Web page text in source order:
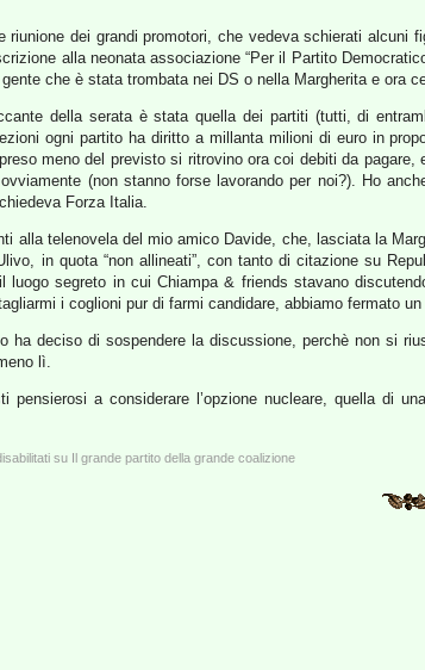
riunione dei grandi promotori, che vedeva schierati
alla neonata associazione “Per il Partito
che è stata trombata nei DS o nella Margherita e ora
della serata è stata quella dei partiti (tutti, di
ogni partito ha diritto a millanta milioni di euro in
meno del previsto si ritrovino ora coi debiti da
(non stanno forse lavorando per noi?). Ho
Forza Italia.
alla telenovela del mio amico Davide, che, lasciata la
in quota “non allineati”, con tanto di citazione su
segreto in cui Chiampa & friends stavano
i coglioni pur di farmi candidare, abbiamo fermato
ha deciso di sospendere la discussione, perchè non si
lì.
pensierosi a considerare l’opzione nucleare, quella di
su Il grande partito della grande coalizione